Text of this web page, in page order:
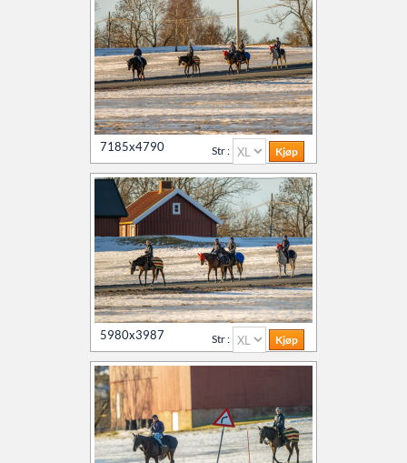
7185x4790 Str :
5980x3987 Str :